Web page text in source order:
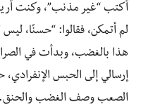
أكتب “غير مذنب”، وكنت
لم أتمكن، فقالوا: “حسنًا،
هذا بالغضب، وبدأت في
إرسالي إلى الحبس
الصعب وصف الغضب والحنق.